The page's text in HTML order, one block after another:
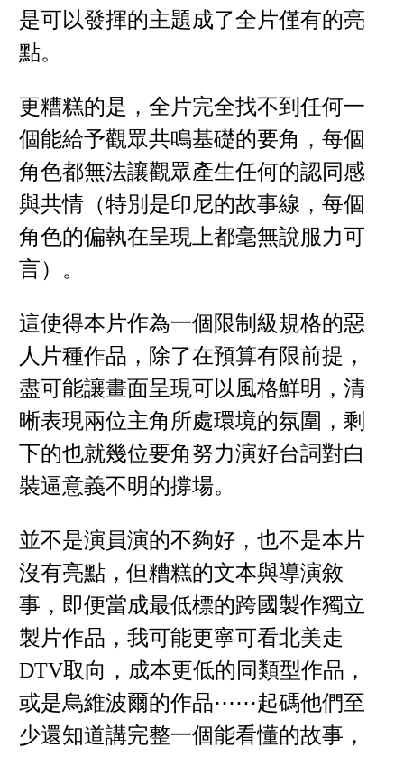
是可以發揮的主題成了全片僅有的亮
點。
更糟糕的是，全片完全找不到任何一
個能給予觀眾共鳴基礎的要角，每個
角色都無法讓觀眾產生任何的認同感
與共情（特別是印尼的故事線，每個
角色的偏執在呈現上都毫無說服力可
言）。
這使得本片作為一個限制級規格的惡
人片種作品，除了在預算有限前提，
盡可能讓畫面呈現可以風格鮮明，清
晰表現兩位主角所處環境的氛圍，剩
下的也就幾位要角努力演好台詞對白
裝逼意義不明的撐場。
並不是演員演的不夠好，也不是本片
沒有亮點，但糟糕的文本與導演敘
事，即便當成最低標的跨國製作獨立
製片作品，我可能更寧可看北美走
DTV取向，成本更低的同類型作品，
或是烏維波爾的作品⋯⋯起碼他們至
少還知道講完整一個能看懂的故事，